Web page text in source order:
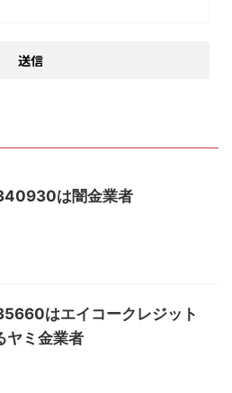
は闇金業者
はエイコークレジット
ヤミ金業者